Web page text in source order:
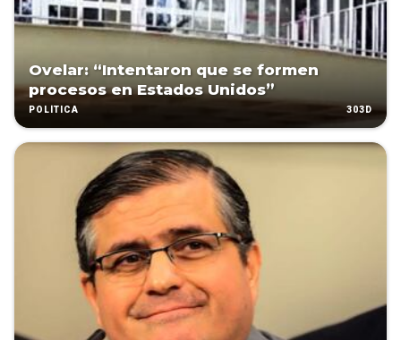
Ovelar: “Intentaron que se formen
procesos en Estados Unidos”
POLÍTICA 303D